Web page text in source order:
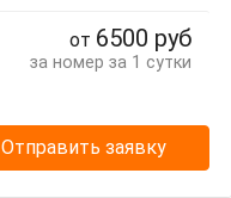
от 6500 руб
за номер за 1 сутки
Отправить заявку